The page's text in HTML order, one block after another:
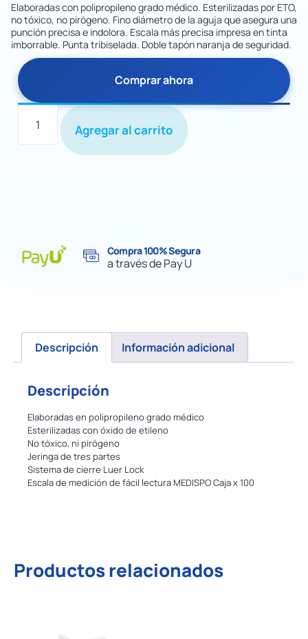
Elaboradas con polipropileno grado médico. Esterilizadas por ETO,
no tóxico, no pirógeno. Fino diámetro de la aguja que asegura una
punción precisa e indolora. Escala más precisa impresa en tinta
imborrable. Punta tribiselada. Doble tapón naranja de seguridad.
Comprar ahora
Agregar al carrito
Compra 100% Segura
a través de Pay U
Descripción Información adicional
Descripción
Elaboradas en polipropileno grado médico
Esterilizadas con óxido de etileno
No tóxico, ni pirógeno
Jeringa de tres partes
Sistema de cierre Luer Lock
Escala de medición de fácil lectura MEDISPO Caja x 100
Productos relacionados